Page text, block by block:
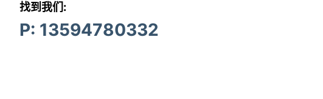
找到我们:
P: 13594780332